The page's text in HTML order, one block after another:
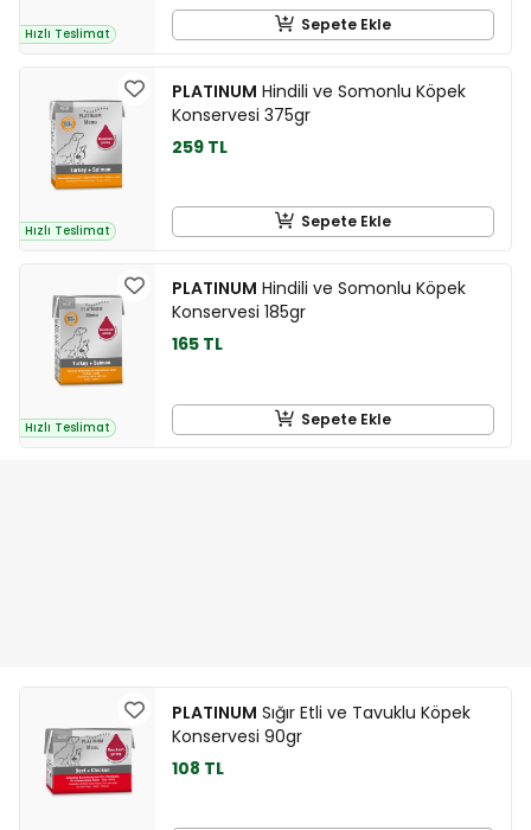
Hızlı Teslimat Sepete Ekle
Hızlı Teslimat
PLATINUM Hindili ve Somonlu Köpek
Konservesi 375gr
259 TL
Sepete Ekle
Hızlı Teslimat
PLATINUM Hindili ve Somonlu Köpek
Konservesi 185gr
165 TL
Sepete Ekle
PLATINUM Sığır Etli ve Tavuklu Köpek
Konservesi 90gr
108 TL